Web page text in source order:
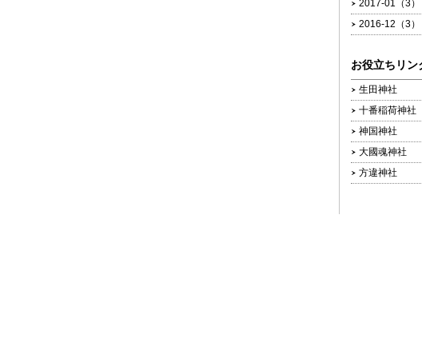
2017-01（3）
2016-12（3）
お役立ちリン
生田神社
十番稲荷神社
神国神社
大國魂神社
方違神社